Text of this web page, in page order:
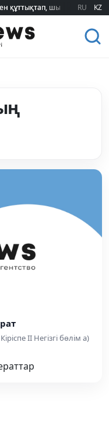
құттықтап, шығармашылық
құттықтап, шығармашылық
RU KZ
ІІ Негізгі бөлім а)